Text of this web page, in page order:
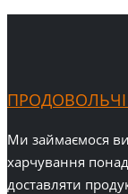
ПРОДОВОЛЬЧІ
Ми займаємося
харчування
доставляти